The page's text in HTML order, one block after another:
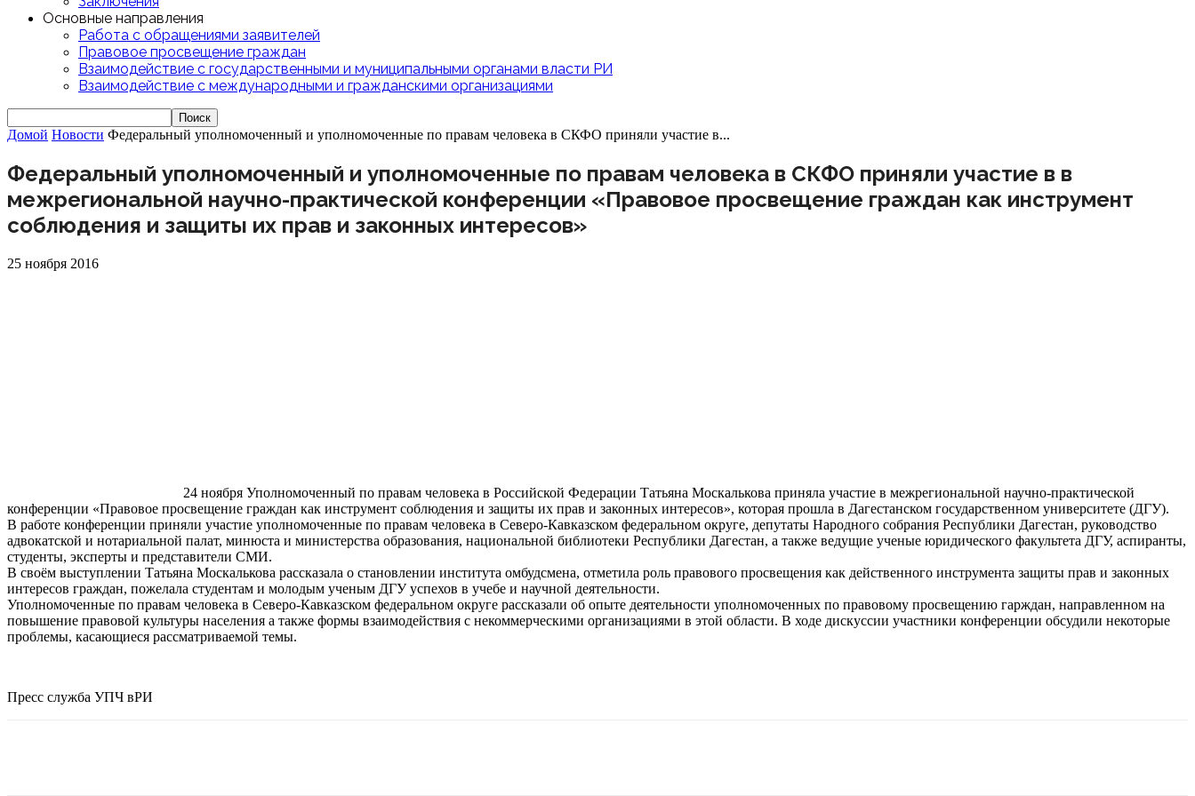
Основные направления
Работа с обращениями заявителей
Правовое просвещение граждан
Взаимодействие с государственными и муниципальными органами власти РИ
Взаимодействие с международными и гражданскими организациями
Домой Новости Федеральный уполномоченный и уполномоченные по правам человека в СКФО приняли участие в...
Федеральный уполномоченный и уполномоченные по правам человека в СКФО приняли участие в в
межрегиональной научно-практической конференции «Правовое просвещение граждан как инструмент
соблюдения и защиты их прав и законных интересов»
25 ноября 2016
24 ноября Уполномоченный по правам человека в Российской Федерации Татьяна Москалькова приняла участие в межрегиональной научно-практической
конференции «Правовое просвещение граждан как инструмент соблюдения и защиты их прав и законных интересов», которая прошла в Дагестанском государственном университете (ДГУ).
В работе конференции приняли участие уполномоченные по правам человека в Северо-Кавказском федеральном округе, депутаты Народного собрания Республики Дагестан, руководство
адвокатской и нотариальной палат, минюста и министерства образования, национальной библиотеки Республики Дагестан, а также ведущие ученые юридического факультета ДГУ, аспиранты,
студенты, эксперты и представители СМИ.
В своём выступлении Татьяна Москалькова рассказала о становлении института омбудсмена, отметила роль правового просвещения как действенного инструмента защиты прав и законных
интересов граждан, пожелала студентам и молодым ученым ДГУ успехов в учебе и научной деятельности.
Уполномоченные по правам человека в Северо-Кавказском федеральном округе рассказали об опыте деятельности уполномоченных по правовому просвещению гарждан, направленном на
повышение правовой культуры населения а также формы взаимодействия с некоммерческими организациями в этой области. В ходе дискуссии участники конференции обсудили некоторые
проблемы, касающиеся рассматриваемой темы.
Пресс служба УПЧ вРИ